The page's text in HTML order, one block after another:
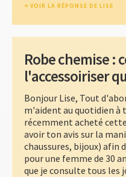
VOIR LA RÉPONSE DE LISE
Robe chemise :
l'accessoiriser
Bonjour Lise, Tout
m'aident au quotidien à
récemment acheté
avoir ton avis sur la
chaussures, bijoux) afin
pour une femme de 30
que je consulte tous les